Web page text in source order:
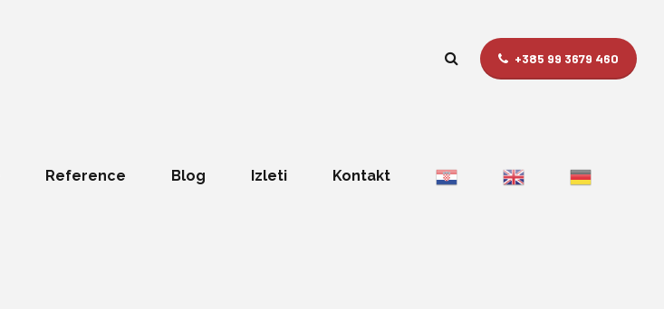
+385 99 3679 460
Reference Blog Izleti Kontakt